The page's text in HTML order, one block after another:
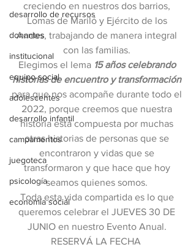
desarrollo de recursos
donantes
institucional
equipo social
adolescentes
desarrollo infantil
campamentos
juegoteca
psicología
economía social
creciendo en nuestros dos barrios,
Lomas de Mariló y Ejército de los
Andes, trabajando de manera integral
con las familias.
Elegimos el lema 15 años celebrando
historias de encuentro y transformación
para que nos acompañe durante todo el
2022, porque creemos que nuestra
historia está compuesta por muchas
otras historias de personas que se
encontraron y vidas que se
transformaron y que hace que hoy
seamos quienes somos.
Toda esta vida compartida es lo que
queremos celebrar el JUEVES 30 DE
JUNIO en nuestro Evento Anual.
RESERVÁ LA FECHA